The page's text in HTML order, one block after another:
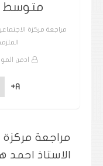
متوسط
مراجعة مركزة
ادمن
A+
مراجعة مركزة
الاستاذ احمد